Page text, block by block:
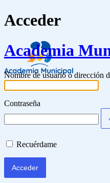
Acceder
Academia
Nombre de usuario o dirección
Contraseña
Recuérdame